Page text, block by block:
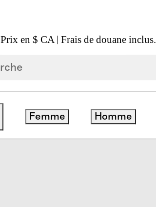
Prix en $ CA | Frais de douane inclus.
Femme Homme